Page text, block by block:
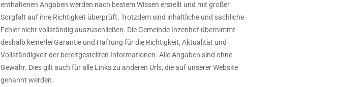
enthaltenen Angaben werden nach bestem Wissen erstellt und mit großer
Sorgfalt auf ihre Richtigkeit überprüft. Trotzdem sind inhaltliche und sachliche
Fehler nicht vollständig auszuschließen. Die Gemeinde Inzenhof übernimmt
deshalb keinerlei Garantie und Haftung für die Richtigkeit, Aktualität und
Vollständigkeit der bereitgestellten Informationen. Alle Angaben sind ohne
Gewähr. Dies gilt auch für alle Links zu anderen Urls, die auf unserer Website
genannt werden.